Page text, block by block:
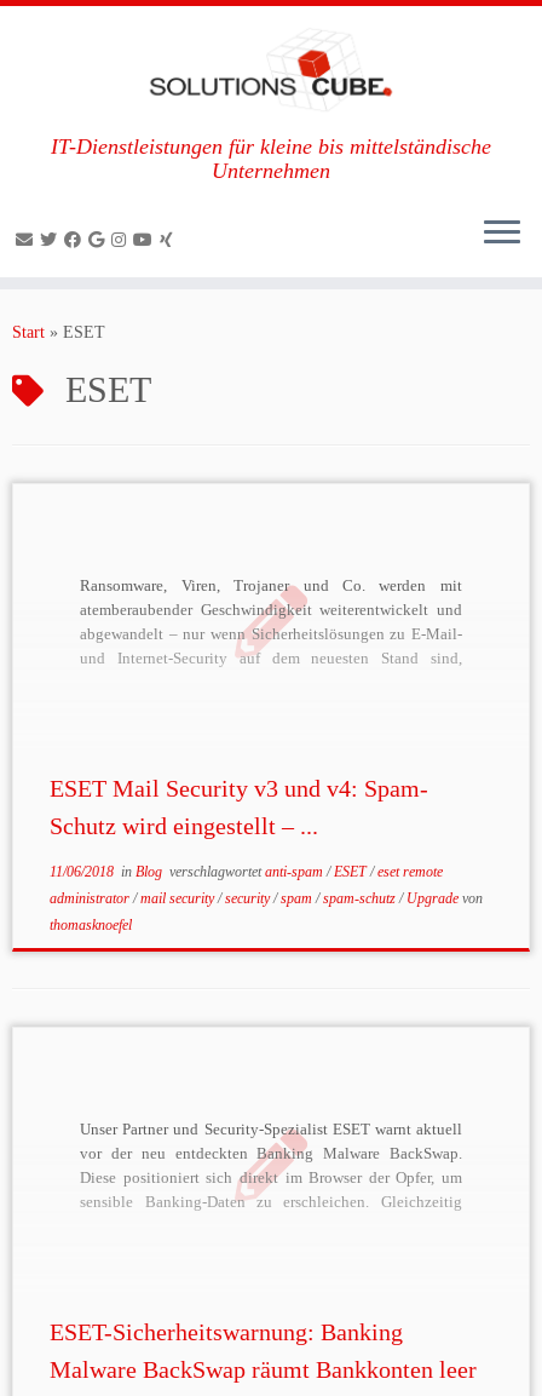
Inhalt
IT-Dienstleistungen für kleine bis mittelständische
Unternehmen
Start » ESET
ESET
Ransomware, Viren, Trojaner und Co. werden mit
atemberaubender Geschwindigkeit weiterentwickelt und
abgewandelt – nur wenn Sicherheitslösungen zu E-Mail-
und Internet-Security auf dem neuesten Stand sind,
ESET Mail Security v3 und v4: Spam-
Schutz wird eingestellt – ...
11/06/2018in Blog verschlagwortetanti-spam/ESET/eset remote
administrator/mail security/security/spam/spam-schutz/ Upgrade von
thomasknoefel
Unser Partner und Security-Spezialist ESET warnt aktuell
vor der neu entdeckten Banking Malware BackSwap.
Diese positioniert sich direkt im Browser der Opfer, um
sensible Banking-Daten zu erschleichen. Gleichzeitig
ESET-Sicherheitswarnung: Banking
Malware BackSwap räumt Bankkonten leer